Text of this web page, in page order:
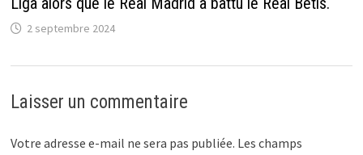
2 septembre 2024
Laisser un commentaire
Votre adresse e-mail ne sera pas publiée. Les champs